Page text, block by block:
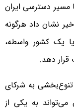
مسیر دسترسی ایران
نشان داد هرگونه
یک کشور واسطه،
دهد.
تنوع‌بخشی به شرکای
به یکی از